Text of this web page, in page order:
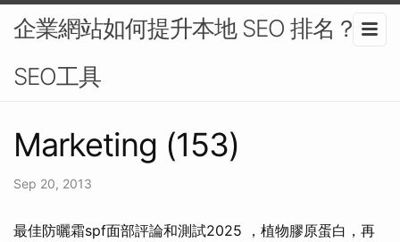
企業網站如何提升本地 SEO 排名？-
SEO工具
Marketing (153)
Sep 20, 2013
最佳防曬霜spf面部評論和測試2025 ，植物膠原蛋白，再